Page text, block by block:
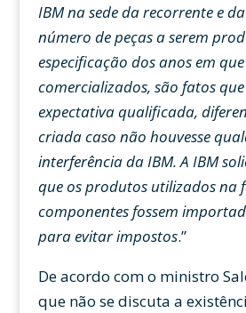
IBM na sede da recorrente e
número de peças a serem
especificação dos anos em
comercializados, são fatos
expectativa qualificada,
criada caso não houvesse
interferência da IBM. A IBM
que os produtos utilizados na
componentes fossem
para evitar impostos.”
De acordo com o ministro
que não se discuta a